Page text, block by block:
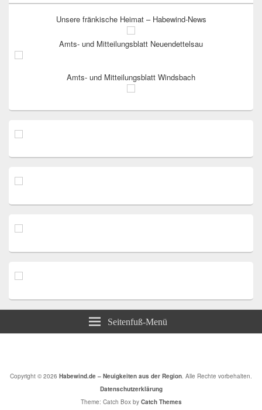
Unsere fränkische Heimat – Habewind-News
Amts- und Mitteilungsblatt Neuendettelsau
Amts- und Mitteilungsblatt Windsbach
Seitenfuß-Menü
Copyright © 2026 Habewind.de – Neuigkeiten aus der Region . Alle Rechte vorbehalten.
Datenschutzerklärung
Theme: Catch Box by Catch Themes